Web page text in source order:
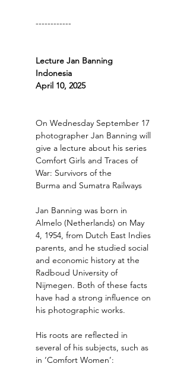
------------
Lecture Jan Banning
Indonesia
April 10, 2025
On Wednesday September 17
photographer Jan Banning will
give a lecture about his series
Comfort Girls and Traces of
War: Survivors of the
Burma and Sumatra Railways
Jan Banning was born in
Almelo (Netherlands) on May
4, 1954, from Dutch East Indies
parents, and he studied social
and economic history at the
Radboud University of
Nijmegen. Both of these facts
have had a strong influence on
his photographic works.
His roots are reflected in
several of his subjects, such as
in ‘Comfort Women’: